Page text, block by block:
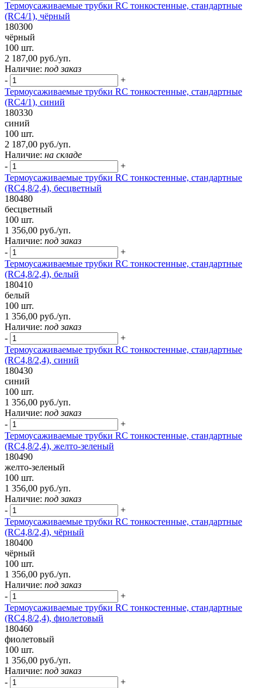
Термоусаживаемые трубки RC тонкостенные, стандартные
(RC4/1), чёрный
180300
чёрный
100 шт.
2 187,00 руб./уп.
Наличие: под заказ
-
+
Термоусаживаемые трубки RC тонкостенные, стандартные
(RC4/1), синий
180330
синий
100 шт.
2 187,00 руб./уп.
Наличие: на складе
-
+
Термоусаживаемые трубки RC тонкостенные, стандартные
(RC4,8/2,4), бесцветный
180480
бесцветный
100 шт.
1 356,00 руб./уп.
Наличие: под заказ
-
+
Термоусаживаемые трубки RC тонкостенные, стандартные
(RC4,8/2,4), белый
180410
белый
100 шт.
1 356,00 руб./уп.
Наличие: под заказ
-
+
Термоусаживаемые трубки RC тонкостенные, стандартные
(RC4,8/2,4), синий
180430
синий
100 шт.
1 356,00 руб./уп.
Наличие: под заказ
-
+
Термоусаживаемые трубки RC тонкостенные, стандартные
(RC4,8/2,4), желто-зеленый
180490
желто-зеленый
100 шт.
1 356,00 руб./уп.
Наличие: под заказ
-
+
Термоусаживаемые трубки RC тонкостенные, стандартные
(RC4,8/2,4), чёрный
180400
чёрный
100 шт.
1 356,00 руб./уп.
Наличие: под заказ
-
+
Термоусаживаемые трубки RC тонкостенные, стандартные
(RC4,8/2,4), фиолетовый
180460
фиолетовый
100 шт.
1 356,00 руб./уп.
Наличие: под заказ
-
+